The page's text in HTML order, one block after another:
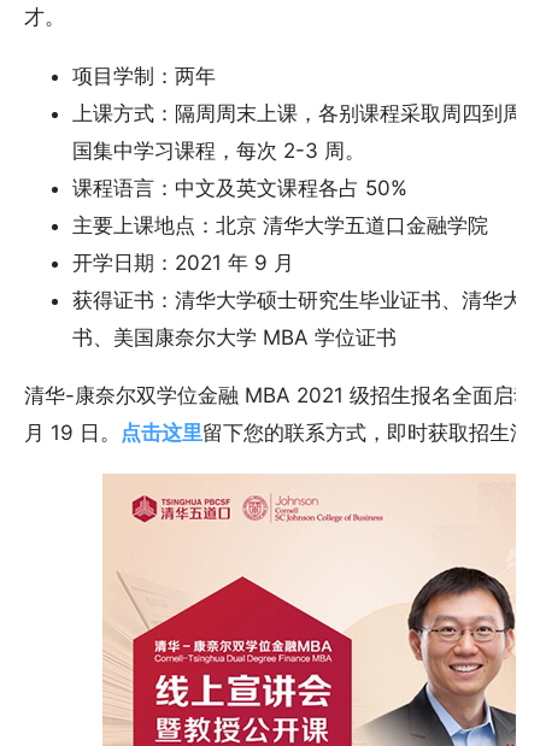
才。
项目学制：两年
上课方式：隔周周末上课，各别课程采取周四到周
国集中学习课程，每次 2-3 周。
课程语言：中文及英文课程各占 50%
主要上课地点：北京 清华大学五道口金融学院
开学日期：2021 年 9 月
获得证书：清华大学硕士研究生毕业证书、清华大
书、美国康奈尔大学 MBA 学位证书
清华-康奈尔双学位金融 MBA 2021 级招生报名全面启
月 19 日。 点击这里留下您的联系方式，即时获取招生